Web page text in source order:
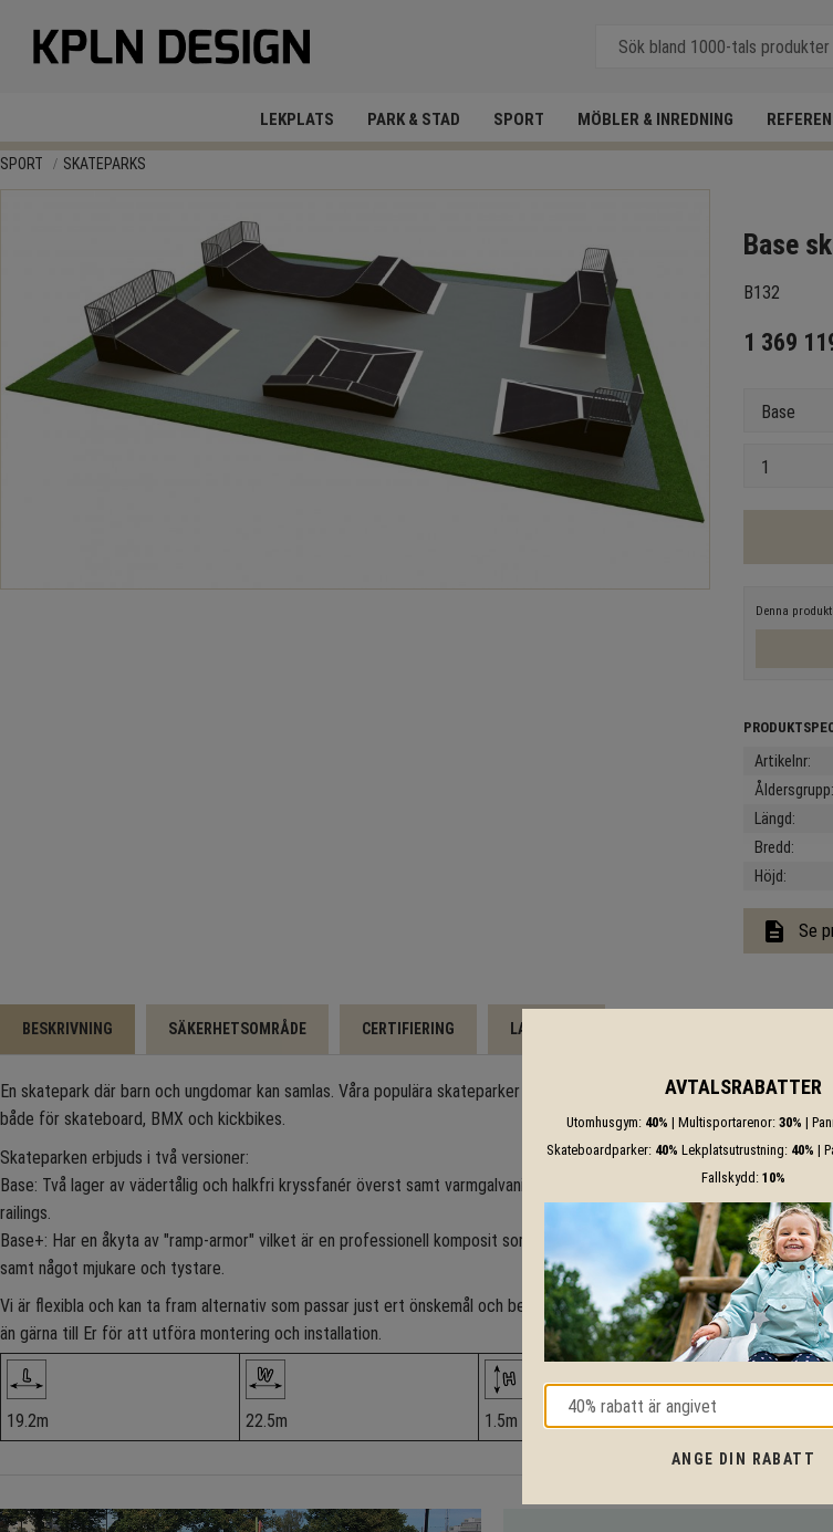
LEKPLATS PARK & STAD SPORT MÖBLER & INREDNING
SPORT SKATEPARKS
Base
B132
1 369
Denna
Artikelnr
Åldersgrupp
Längd
Bredd
Höjd
description Se
BESKRIVNING SÄKERHETSOMRÅDE CERTIFIERING LADDA NER
En skatepark där barn och ungdomar kan samlas. Våra populära skateparker är mångsidiga och passar
både för skateboard, BMX och kickbikes.
Skateparken erbjuds i två versioner:
Base: Två lager av vädertålig och halkfri kryssfanér överst samt varmgalvaniserat stål i skenor och
railings.
Base+: Har en åkyta av "ramp-armor" vilket är en professionell komposit som ger ett förhöjt åkvärde
samt något mjukare och tystare.
Vi är flexibla och kan ta fram alternativ som passar just ert önskemål och behov och vi kommer mer
än gärna till Er för att utföra montering och installation.
19.2m 22.5m 1.5m
AVTALSRABATTER
Utomhusgym: 40% | Multisportarenor: 30% |
Skateboardparker: 40% Lekplatsutrustning: 40% |
Fallskydd: 10%
ANGE DIN RABATT